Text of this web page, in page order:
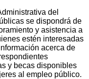
del
se dispondrá de
y asistencia a
estén interesadas
acerca de
y becas disponibles
al empleo público.